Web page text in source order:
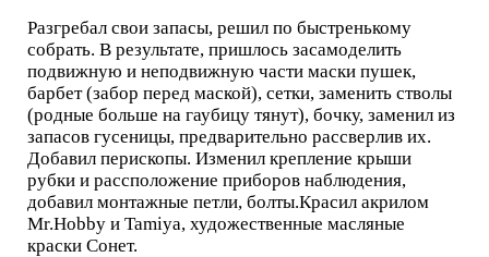
Разгребал свои запасы, решил по быстренькому
собрать. В результате, пришлось засамоделить
подвижную и неподвижную части маски пушек,
барбет (забор перед маской), сетки, заменить стволы
(родные больше на гаубицу тянут), бочку, заменил из
запасов гусеницы, предварительно рассверлив их.
Добавил перископы. Изменил крепление крыши
рубки и рассположение приборов наблюдения,
добавил монтажные петли, болты.Красил акрилом
Mr.Hobby и Tamiya, художественные масляные
краски Сонет.